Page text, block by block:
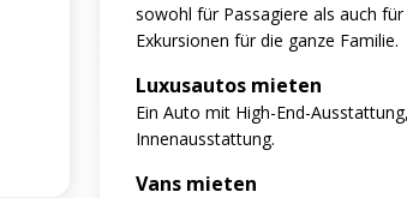
sowohl für Passagiere als auch
Exkursionen für die ganze Familie.
Luxusautos mieten
Ein Auto mit High-End-
Innenausstattung.
Vans mieten